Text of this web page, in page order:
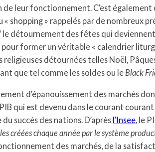
de leur fonctionnement. C’est
« shopping » rappelés par de nombreux
détournement des fêtes qui
former un véritable « calendrier
religieuses détournées telles Noël,
que tel comme les soldes ou le Black
d’épanouissement des marchés
qui est devenu dans le courant courant
succès des nations. D’après l’Insee , le
créées chaque année par le système
des marchés, de la